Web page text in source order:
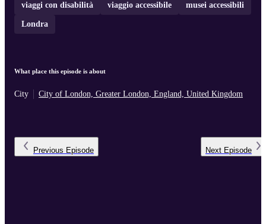
viaggi con disabilità viaggio accessibile musei accessibili
Londra
What place this episode is about
City City of London, Greater London, England, United Kingdom
Previous Episode Next Episode